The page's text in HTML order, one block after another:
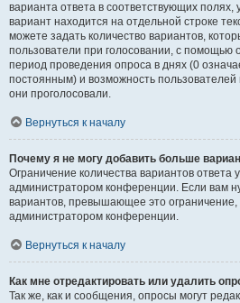
варианта ответа в соответствующих полях,
вариант находится на отдельной строке
можете задать количество вариантов,
пользователи при голосовании, с помощью
период проведения опроса в днях (0
постоянным) и возможность пользователей
они проголосовали.
Вернуться к началу
Почему я не могу добавить больше
Ограничение количества вариантов ответа
администратором конференции. Если вам
вариантов, превышающее это ограничение,
администратором конференции.
Вернуться к началу
Как мне отредактировать или удалить
Так же, как и сообщения, опросы могут